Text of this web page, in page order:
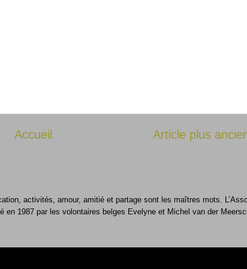
Article plus
Accueil
activités, amour, amitié et partage sont les maîtres mots.
en 1987 par les volontaires belges Evelyne et Michel van der